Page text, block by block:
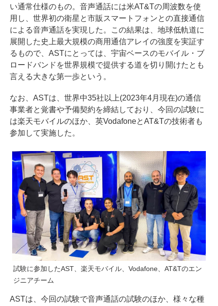
い通常仕様のもの。音声通話には米AT&Tの周波数を使
用し、世界初の衛星と市販スマートフォンとの直接通信
による音声通話を実現した。この結果は、地球低軌道に
展開した史上最大規模の商用通信アレイの強度を実証す
るもので、ASTにとっては、宇宙ベースのモバイル・ブ
ロードバンドを世界規模で提供する道を切り開けたとも
言える大きな第一歩という。
なお、ASTは、世界中35社以上(2023年4月現在)の通信
事業者と覚書や予備契約を締結しており、今回の試験に
は楽天モバイルのほか、英VodafoneとAT&Tの技術者も
参加して実施した。
試験に参加したAST、楽天モバイル、Vodafone、AT&Tのエン
ジニアチーム
ASTは、今回の試験で音声通話の試験のほか、様々な種